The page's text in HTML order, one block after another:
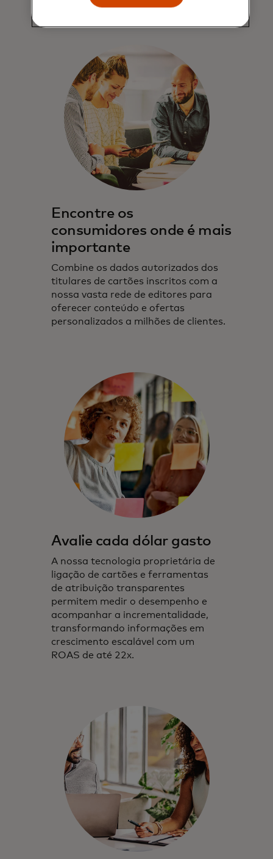
Encontre os
consumidores onde é mais
importante
Combine os dados autorizados dos
titulares de cartões inscritos com a
nossa vasta rede de editores para
oferecer conteúdo e ofertas
personalizados a milhões de clientes.
Avalie cada dólar gasto
A nossa tecnologia proprietária de
ligação de cartões e ferramentas
de atribuição transparentes
permitem medir o desempenho e
acompanhar a incrementalidade,
transformando informações em
crescimento escalável com um
ROAS de até 22x.